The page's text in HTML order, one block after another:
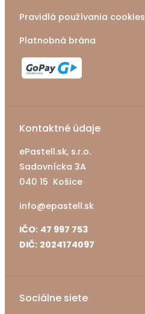
Pravidlá používania cookies
Platnobná brána
Kontaktné údaje
ePastell.sk, s.r.o.
Sadovnícka 3A
040 15 Košice
info@epastell.sk
IČO: 47 997 753
DIČ: 2024174097
Sociálne siete